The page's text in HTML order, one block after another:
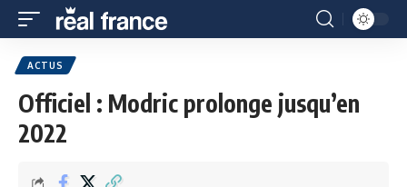
ACTUS
Officiel : Modric prolonge jusqu’en
2022